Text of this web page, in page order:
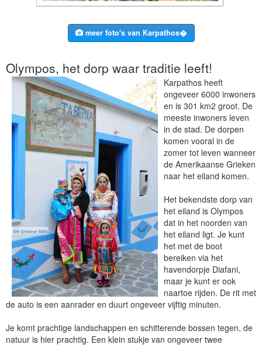
meer foto's van Karpathos�
Olympos, het dorp waar traditie leeft!
Karpathos heeft
ongeveer 6000 inwoners
en is 301 km2 groot. De
meeste inwoners leven
in de stad. De dorpen
komen vooral in de
zomer tot leven wanneer
de Amerikaanse Grieken
naar het eiland komen.
Het bekendste dorp van
het eiland is Olympos
dat in het noorden van
het eiland ligt. Je kunt
het met de boot
bereiken via het
havendorpje Diafani,
maar je kunt er ook
naartoe rijden. De rit met
de auto is een aanrader en duurt ongeveer vijftig minuten.
Je komt prachtige landschappen en schitterende bossen tegen, de
natuur is hier prachtig. Een klein stukje van ongeveer twee